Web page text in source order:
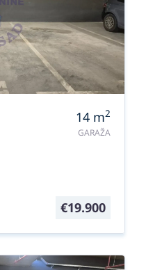
14 m2
GARAŽA
€19.900